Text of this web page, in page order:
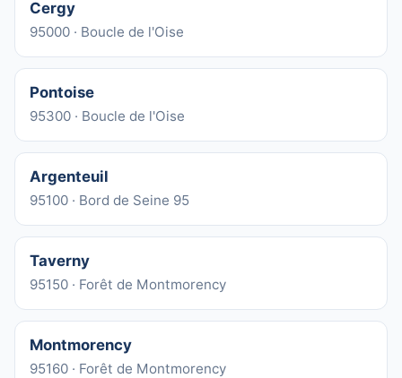
Cergy
95000 · Boucle de l'Oise
Pontoise
95300 · Boucle de l'Oise
Argenteuil
95100 · Bord de Seine 95
Taverny
95150 · Forêt de Montmorency
Montmorency
95160 · Forêt de Montmorency